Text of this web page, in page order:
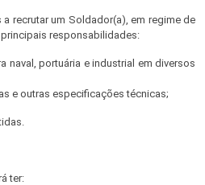
recrutar um Soldador(a), em regime de
responsabilidades:
naval, portuária e industrial em diversos
e outras especificações técnicas;
ter: